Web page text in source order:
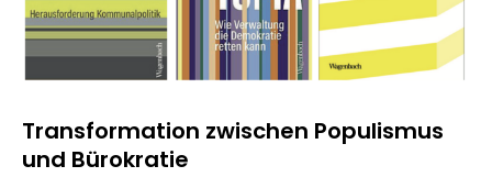
Transformation zwischen Populismus
und Bürokratie